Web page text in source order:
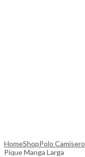
HomeShopPolo Camisero
Pique Manga Larga